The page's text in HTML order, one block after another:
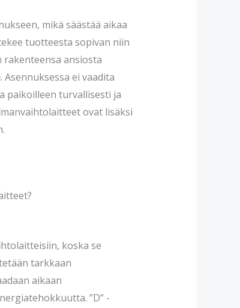
mikä säästää aikaa
tuotteesta sopivan niin
ansiosta
ei vaadita
paikoilleen turvallisesti ja
ovat lisäksi
koska se
tarkkaan
aikaan
”D” -